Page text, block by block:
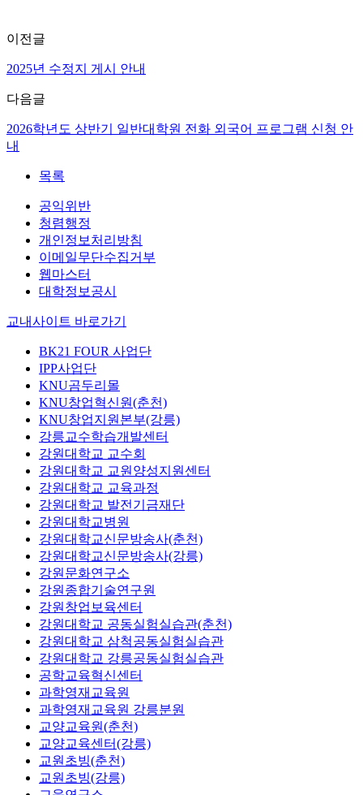
이전글
2025년 수정지 게시 안내
다음글
2026학년도 상반기 일반대학원 전화 외국어 프로그램 신청 안
내
목록
공익위반
청렴행정
개인정보처리방침
이메일무단수집거부
웹마스터
대학정보공시
교내사이트 바로가기
BK21 FOUR 사업단
IPP사업단
KNU곰두리몰
KNU창업혁신원(춘천)
KNU창업지원본부(강릉)
강릉교수학습개발센터
강원대학교 교수회
강원대학교 교원양성지원센터
강원대학교 교육과정
강원대학교 발전기금재단
강원대학교병원
강원대학교신문방송사(춘천)
강원대학교신문방송사(강릉)
강원문화연구소
강원종합기술연구원
강원창업보육센터
강원대학교 공동실험실습관(춘천)
강원대학교 삼척공동실험실습관
강원대학교 강릉공동실험실습관
공학교육혁신센터
과학영재교육원
과학영재교육원 강릉분원
교양교육원(춘천)
교양교육센터(강릉)
교원초빙(춘천)
교원초빙(강릉)